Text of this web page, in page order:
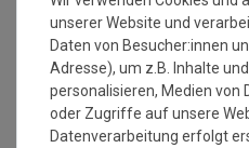
verschiedenen
Farbabweichungen auf
Anfertigungen kommen
Wie messe ich meinen Raum
ausreicht?
unserer Website und
Daten von Besucher:innen
Adresse), um z.B. Inhalte
personalisieren, Medien von
oder Zugriffe auf unsere
Datenverarbeitung erfolgt